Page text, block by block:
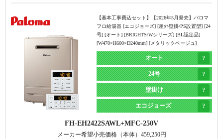
【基本工事費込セット】
【2026年5月発売】パロマ
フロ給湯器 [エコジョーズ] [屋外壁掛/PS設置型] [24
号] [オート] [BRIGHTS/Wシリーズ] [BL認定品]
[W470×H600×D240mm] [メタリックベージュ]
オート
24号
壁掛け
エコジョーズ
FH-EH2422SAWL MFC-250V
メーカー希望小売価格（本体） 459,250円